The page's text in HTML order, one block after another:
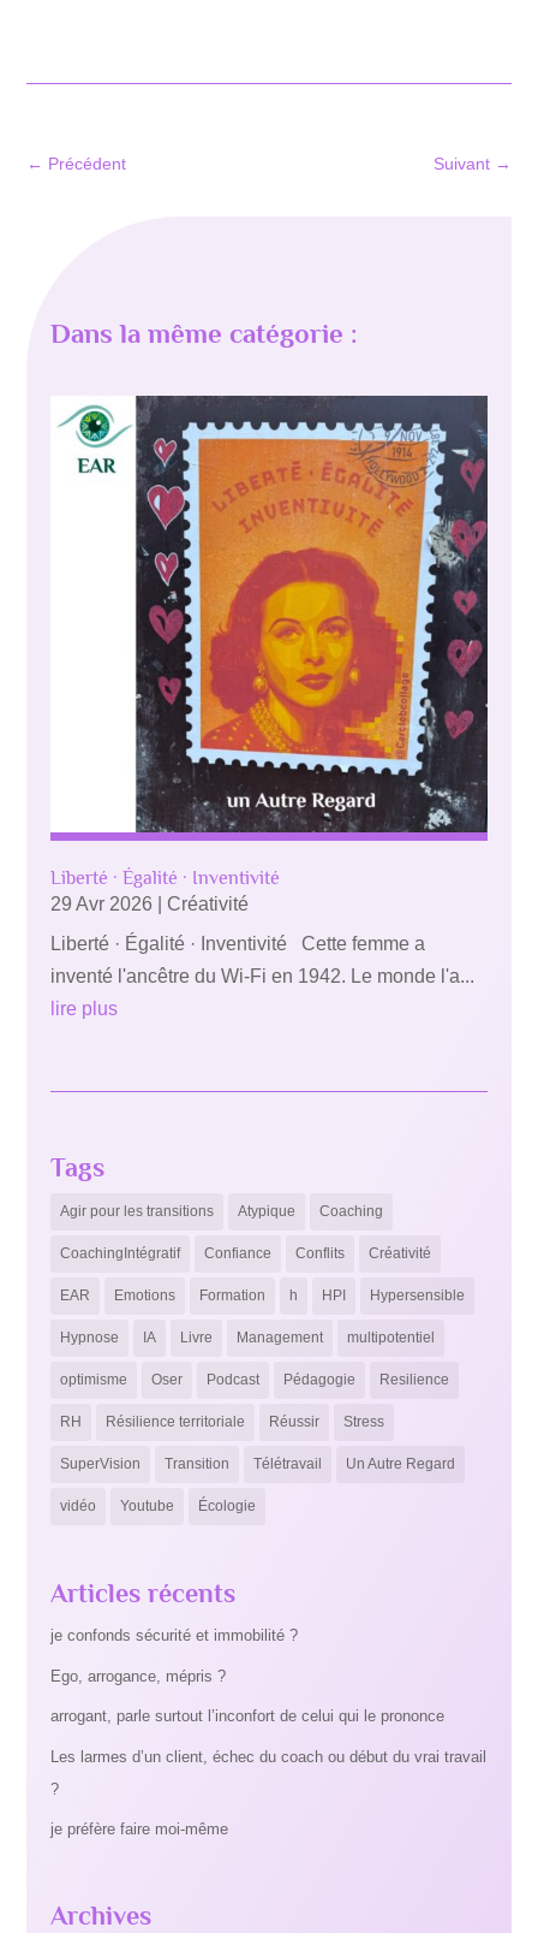
← Précédent Suivant→
Dans la même catégorie :
Liberté · Égalité · Inventivité
29 Avr 2026
Créativité
Liberté · Égalité · Inventivité Cette femme a
inventé l'ancêtre du Wi-Fi en 1942. Le monde l'a...
lire plus
Tags
Agir pour les transitions Atypique Coaching
CoachingIntégratif Confiance Conflits Créativité
EAR Emotions Formation h HPI Hypersensible
Hypnose IA Livre Management multipotentiel
optimisme Oser Podcast Pédagogie Resilience
RH Résilience territoriale Réussir Stress
SuperVision Transition Télétravail Un Autre Regard
vidéo Youtube Écologie
Articles récents
je confonds sécurité et immobilité ?
Ego, arrogance, mépris ?
arrogant, parle surtout l’inconfort de celui qui le prononce
Les larmes d’un client, échec du coach ou début du vrai travail
?
je préfère faire moi-même
Archives